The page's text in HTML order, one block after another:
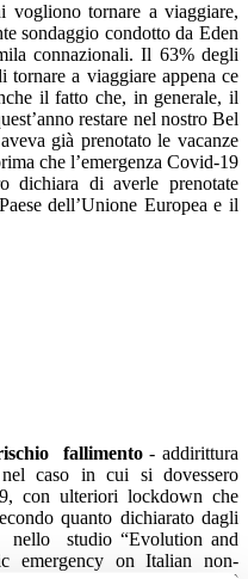
tornare a viaggiare,
sondaggio condotto da Eden
connazionali. Il 63% degli
tornare a viaggiare appena ce
il fatto che, in generale, il
restare nel nostro Bel
già prenotato le vacanze
che l’emergenza Covid-19
dichiara di averle prenotate
dell’Unione Europea e il
fallimento- addirittura
caso in cui si dovessero
con ulteriori lockdown che
quanto dichiarato dagli
studio “Evolution and
emergency on Italian non-